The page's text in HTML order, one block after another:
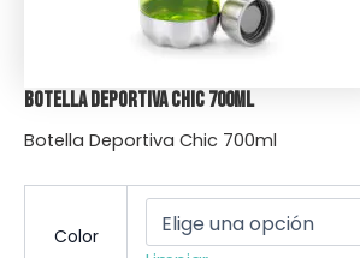
Botella Deportiva Chic 700ml
Botella Deportiva Chic 700ml
Color